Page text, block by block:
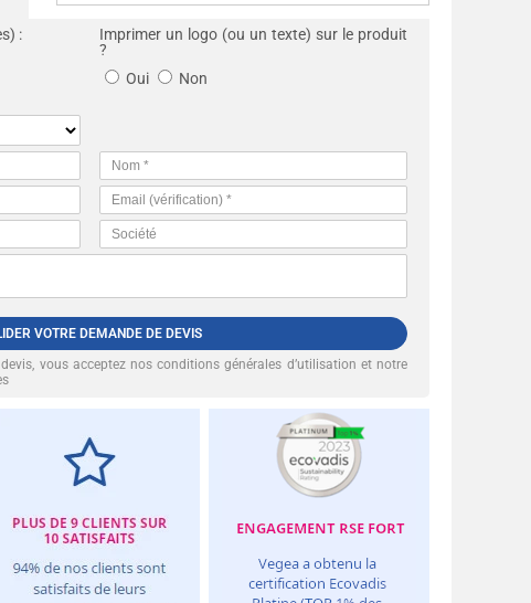
:
Imprimer un logo (ou un texte) sur le produit
?
Oui
Non
VOTRE DEMANDE DE DEVIS
vous acceptez nosconditions générales d’utilisation et notre